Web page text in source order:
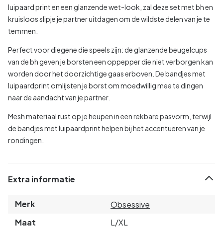
luipaard print en een glanzende wet-look, zal deze set met bh en
kruisloos slipje je partner uitdagen om de wildste delen van je te
temmen.
Perfect voor diegene die speels zijn: de glanzende beugelcups
van de bh geven je borsten een oppepper die niet verborgen kan
worden door het doorzichtige gaas erboven. De bandjes met
luipaardprint omlijsten je borst om moedwillig mee te dingen
naar de aandacht van je partner.
Mesh materiaal rust op je heupen in een rekbare pasvorm, terwijl
de bandjes met luipaardprint helpen bij het accentueren van je
rondingen.
Extra informatie
Merk
Obsessive
Maat
L/XL